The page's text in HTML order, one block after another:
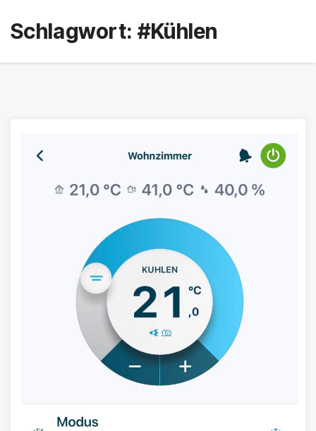
Schlagwort: #Kühlen